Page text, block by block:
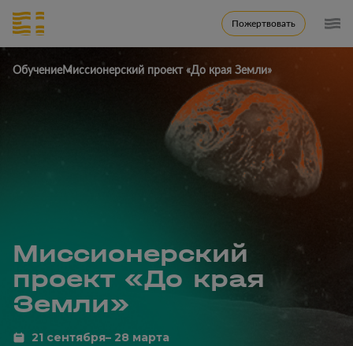
Пожертвовать
ОбучениеМиссионерский проект «До края Земли»
Миссионерский
проект «До края
Земли»
21 сентября– 28 марта